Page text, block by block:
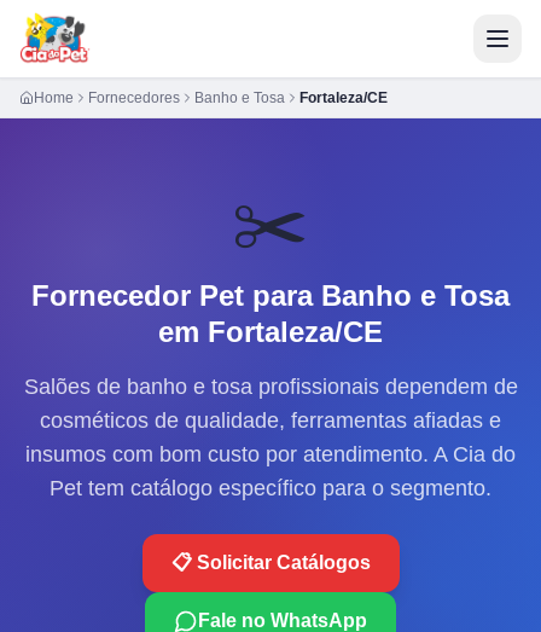
Home Fornecedores Banho e Tosa Fortaleza/CE
✂️
Fornecedor Pet para Banho e Tosa
em Fortaleza/CE
Salões de banho e tosa profissionais dependem de
cosméticos de qualidade, ferramentas afiadas e
insumos com bom custo por atendimento. A Cia do
Pet tem catálogo específico para o segmento.
📋 Solicitar Catálogos
Fale no WhatsApp